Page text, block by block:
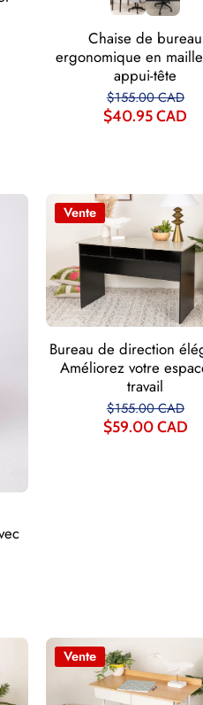
Chaise de bureau
ergonomique en
appui-tête
$155.00 CAD
$40.95 CAD
Vente
Bureau de direction
Améliorez votre
travail
$155.00 CAD
$59.00 CAD
Vente